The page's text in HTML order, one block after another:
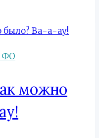
ФО
можно